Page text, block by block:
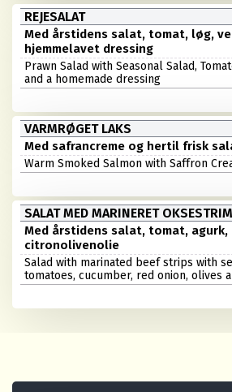
REJESALAT
Med årstidens salat, tomat, løg,
hjemmelavet dressing
Prawn Salad with Seasonal Salad,
and a homemade dressing
VARMRØGET LAKS
Med safrancreme og hertil frisk
Warm Smoked Salmon with Saffron
SALAT MED MARINERET
Med årstidens salat, tomat,
citronolivenolie
Salad with marinated beef strips with
tomatoes, cucumber, red onion, olives